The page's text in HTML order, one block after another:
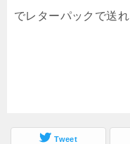
でレターパックで送れ
Tweet